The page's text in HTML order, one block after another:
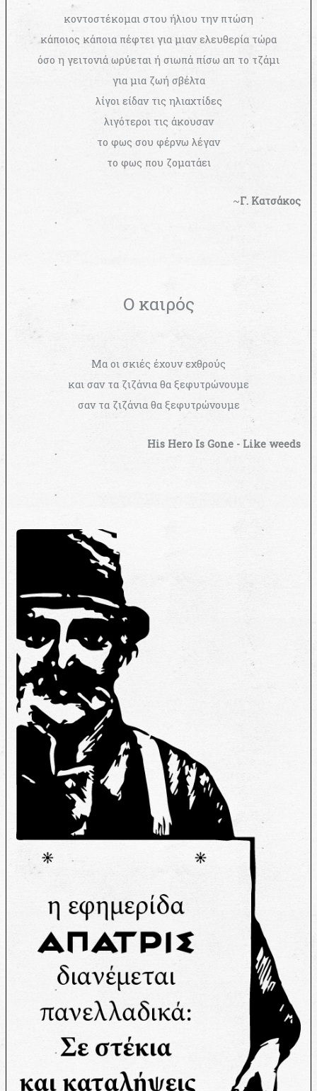
κοντοστέκομαι στου ήλιου την πτώση
κάποιος κάποια πέφτει για μιαν ελευθερία τώρα
όσο η γειτονιά ωρύεται ή σιωπά πίσω απ το τζάμι
για μια ζωή σβέλτα
λίγοι είδαν τις ηλιαχτίδες
λιγότεροι τις άκουσαν
το φως σου φέρνω λέγαν
το φως που ζοματάει
~Γ. Κατσάκος
Ο καιρός
Μα οι σκιές έχουν εχθρούς
και σαν τα ζιζάνια θα ξεφυτρώνουμε
σαν τα ζιζάνια θα ξεφυτρώνουμε
His Hero Is Gone - Like weeds